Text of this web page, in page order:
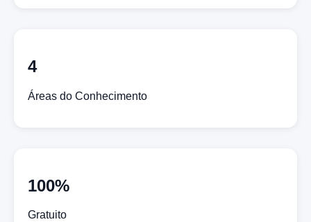
4
Áreas do Conhecimento
100%
Gratuito